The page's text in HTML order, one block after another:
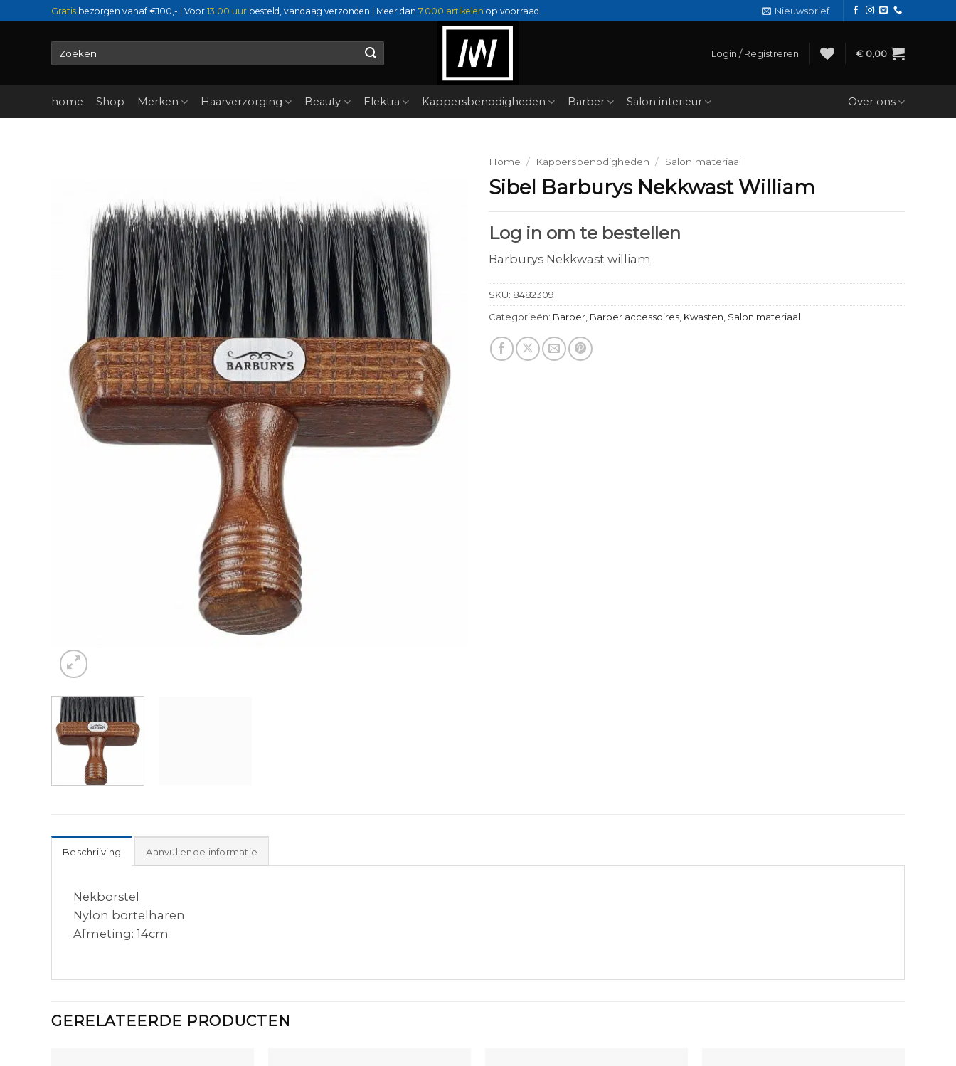
Gratis bezorgen vanaf €100,- | Voor 13.00 uur besteld, vandaag verzonden | Meer dan 7.000 artikelen op voorraad Nieuwsbrief
Zoeken
Login / Registreren € 0,00
home Shop Merken Haarverzorging Beauty Elektra Kappersbenodigheden Barber Salon interieur Over ons
Home / Kappersbenodigheden / Salon materiaal
Sibel Barburys Nekkwast William
Log in om te bestellen
Barburys Nekkwast william
SKU: 8482309
Categorieën: Barber Barber accessoires Kwasten Salon materiaal
Beschrijving Aanvullende informatie
Nekborstel
Nylon bortelharen
Afmeting: 14cm
GERELATEERDE PRODUCTEN